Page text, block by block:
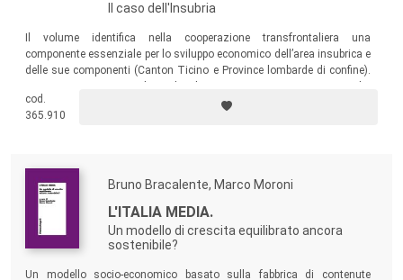
Il caso dell'Insubria
Il volume identifica nella cooperazione transfrontaliera una
componente essenziale per lo sviluppo economico dell’area insubrica e
delle sue componenti (Canton Ticino e Province lombarde di confine).
individua opportunità strategiche per le imprese e i sistemi produttivi
locali dell’area transfrontaliera.
cod.
365.910
Bruno Bracalente, Marco Moroni
L'ITALIA MEDIA.
Un modello di crescita equilibrato ancora
sostenibile?
Un modello socio-economico basato sulla fabbrica di contenute